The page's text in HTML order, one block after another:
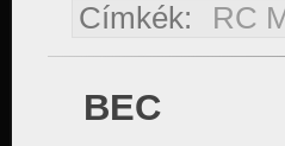
Címkék: RC
BEC